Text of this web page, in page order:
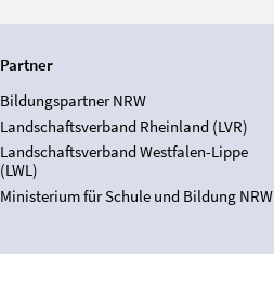
Partner
Bildungspartner NRW
Landschaftsverband Rheinland (LVR)
Landschaftsverband Westfalen-Lippe
(LWL)
Ministerium für Schule und Bildung NRW